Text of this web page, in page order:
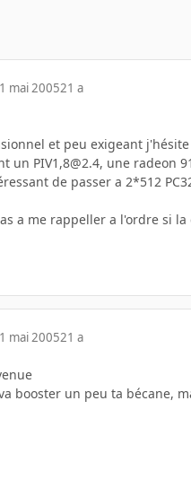
mai 200521 a
et peu exigeant
un PIV1,8@2.4, une radeon
de passer a 2*512
a me rappeller a l'ordre si
mai 200521 a
booster un peu ta bécane,